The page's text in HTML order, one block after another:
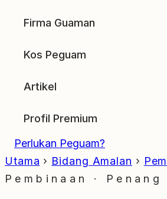
Firma Guaman
Kos Peguam
Artikel
Profil Premium
Perlukan Peguam?
Utama › Bidang Amalan ›
Pembinaan · Penang